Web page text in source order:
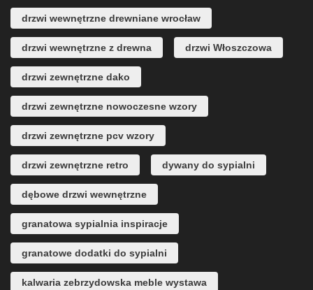
drzwi wewnętrzne drewniane wrocław
drzwi wewnętrzne z drewna drzwi Włoszczowa
drzwi zewnętrzne dako
drzwi zewnętrzne nowoczesne wzory
drzwi zewnętrzne pcv wzory
drzwi zewnętrzne retro dywany do sypialni
dębowe drzwi wewnętrzne
granatowa sypialnia inspiracje
granatowe dodatki do sypialni
kalwaria zebrzydowska meble wystawa